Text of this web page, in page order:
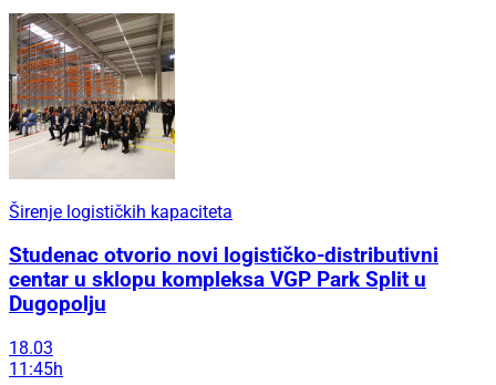
Širenje logističkih kapaciteta
Studenac otvorio novi logističko-distributivni
centar u sklopu kompleksa VGP Park Split u
Dugopolju
18.03
11:45h